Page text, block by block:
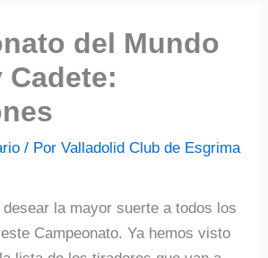
del Mundo
/ PorValladolid Club de Esgrima
la mayor suerte a todos los
Campeonato. Ya hemos visto